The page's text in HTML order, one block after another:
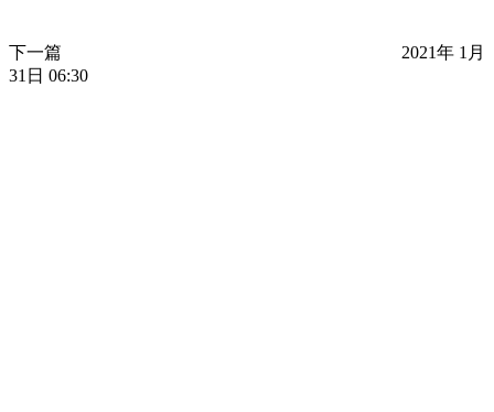
下一篇
2021年 1月
31日 06:30